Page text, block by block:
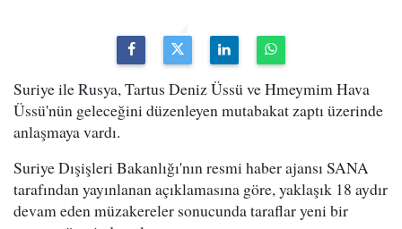
Suriye ile Rusya, Tartus Deniz Üssü ve Hmeymim Hava
Üssü'nün geleceğini düzenleyen mutabakat zaptı üzerinde
anlaşmaya vardı.
Suriye Dışişleri Bakanlığı'nın resmi haber ajansı SANA
tarafından yayınlanan açıklamasına göre, yaklaşık 18 aydır
devam eden müzakereler sonucunda taraflar yeni bir